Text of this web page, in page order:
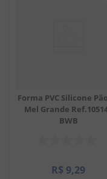
Forma PVC Silicone
Mel Grande
BWB
R$ 9,29